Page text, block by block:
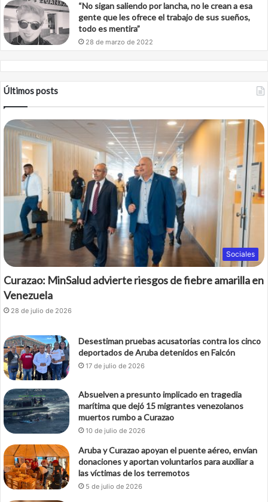
“No sigan saliendo por lancha, no le crean a esa
gente que les ofrece el trabajo de sus sueños,
todo es mentira”
28 de marzo de 2022
Últimos posts
Sociales
Curazao: MinSalud advierte riesgos de fiebre amarilla en
Venezuela
28 de julio de 2026
Desestiman pruebas acusatorias contra los cinco
deportados de Aruba detenidos en Falcón
17 de julio de 2026
Absuelven a presunto implicado en tragedia
marítima que dejó 15 migrantes venezolanos
muertos rumbo a Curazao
10 de julio de 2026
Aruba y Curazao apoyan el puente aéreo, envían
donaciones y aportan voluntarios para auxiliar a
las víctimas de los terremotos
5 de julio de 2026